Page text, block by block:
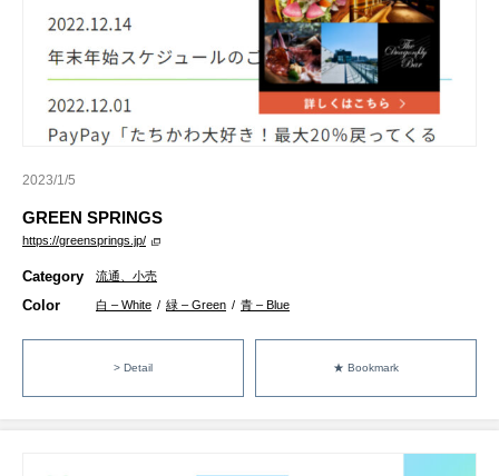
2023/1/5
GREEN SPRINGS
https://greensprings.jp/
Category 流通、小売
Color 白 – White / 緑 – Green / 青 – Blue
> Detail ★ Bookmark